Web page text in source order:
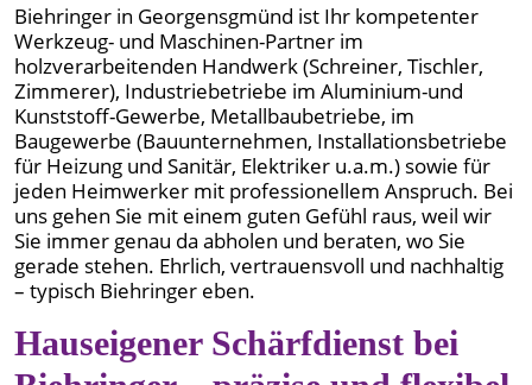
Biehringer in Georgensgmünd ist Ihr kompetenter
Werkzeug- und Maschinen-Partner im
holzverarbeitenden Handwerk (Schreiner, Tischler,
Zimmerer), Industriebetriebe im Aluminium-und
Kunststoff-Gewerbe, Metallbaubetriebe, im
Baugewerbe (Bauunternehmen, Installationsbetriebe
für Heizung und Sanitär, Elektriker u.a.m.) sowie für
jeden Heimwerker mit professionellem Anspruch. Bei
uns gehen Sie mit einem guten Gefühl raus, weil wir
Sie immer genau da abholen und beraten, wo Sie
gerade stehen. Ehrlich, vertrauensvoll und nachhaltig
– typisch Biehringer eben.
Hauseigener Schärfdienst bei